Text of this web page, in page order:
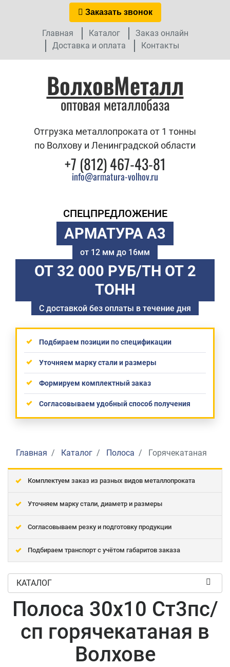
Заказать звонок
Главная Каталог
Заказ онлайн
Доставка и оплата
Контакты
ВолховМеталл
оптовая металлобаза
Отгрузка металлопроката от 1 тонны
по Волхову и Ленинградской области
+7 (812) 467-43-81
info@armatura-volhov.ru
СПЕЦПРЕДЛОЖЕНИЕ
АРМАТУРА А3
от 12 мм до 16мм
ОТ 32 000 РУБ/ТН ОТ 2
ТОНН
С доставкой без оплаты в течение дня
Подбираем позиции по спецификации
Уточняем марку стали и размеры
Формируем комплектный заказ
Согласовываем удобный способ получения
Главная Каталог Полоса Горячекатаная
Комплектуем заказ из разных видов металлопроката
Уточняем марку стали, диаметр и размеры
Согласовываем резку и подготовку продукции
Подбираем транспорт с учётом габаритов заказа
КАТАЛОГ
Полоса 30x10 Ст3пс/
сп горячекатаная в
Волхове